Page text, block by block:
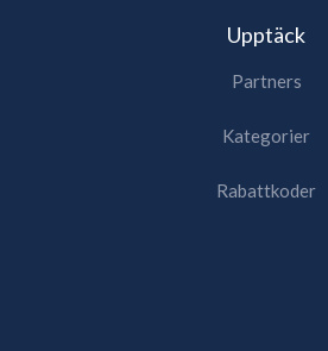
Upptäck
Partners
Kategorier
Rabattkoder